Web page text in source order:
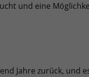
und eine
Jahre zurück, und